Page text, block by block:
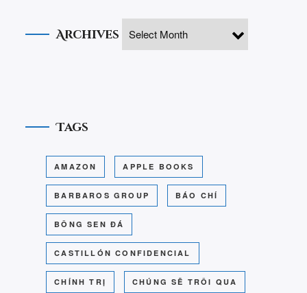
Archives
Tags
AMAZON APPLE BOOKS
BARBAROS GROUP BÁO CHÍ
BÔNG SEN ĐÁ
CASTILLÓN CONFIDENCIAL
CHÍNH TRỊ CHÚNG SẼ TRÔI QUA